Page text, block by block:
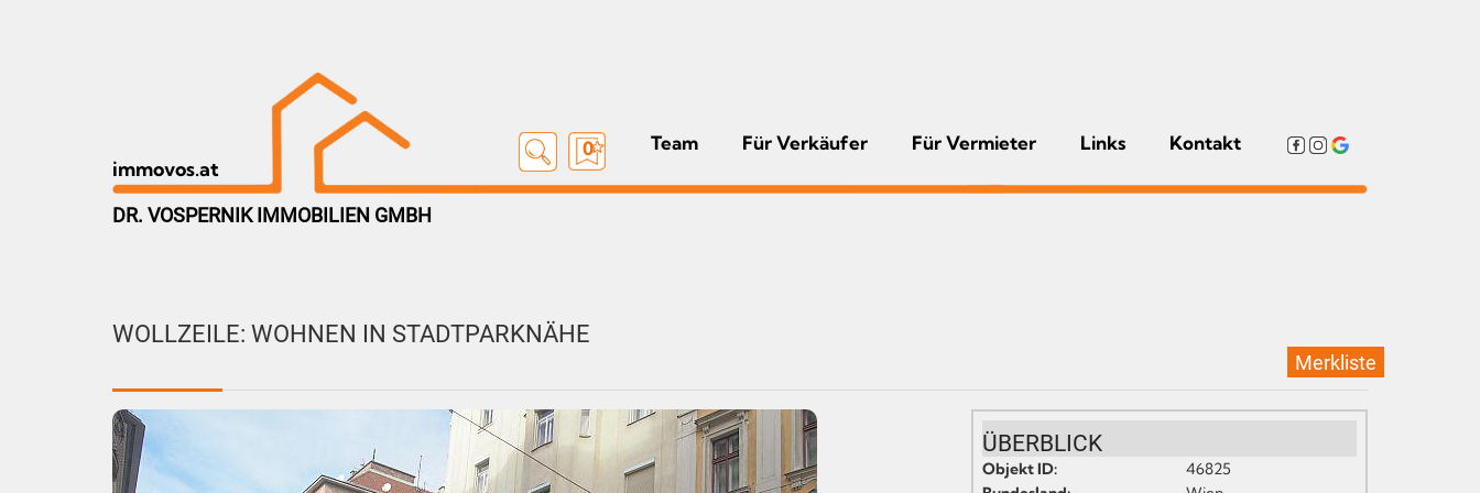
immovos.at
0 Team Für Verkäufer Für Vermieter Links Kontakt
DR. VOSPERNIK IMMOBILIEN GMBH
WOLLZEILE: WOHNEN IN STADTPARKNÄHE
Merkliste
ÜBERBLICK
Objekt ID:
46825